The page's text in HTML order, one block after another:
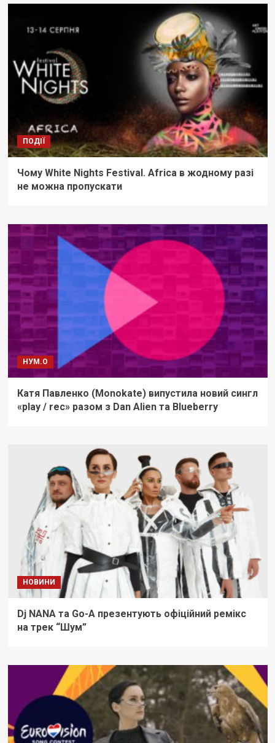
ПОДІЇ
Чому White Nights Festival. Africa в жодному разі
не можна пропускати
НУМ.О
Катя Павленко (Monokate) випустила новий сингл
«play / rec» разом з Dan Alien та Blueberry
НОВИНИ
Dj NANA та Go-A презентують офіційний ремікс
на трек “Шум”